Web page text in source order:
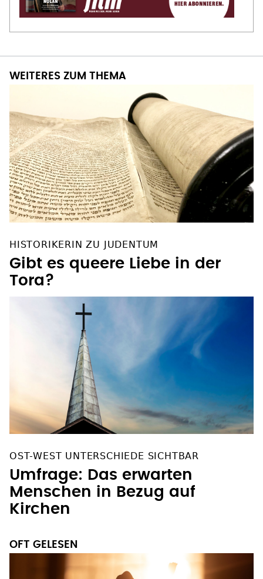
WEITERES ZUM THEMA
HISTORIKERIN ZU JUDENTUM
Gibt es queere Liebe in der
Tora?
OST-WEST UNTERSCHIEDE SICHTBAR
Umfrage: Das erwarten
Menschen in Bezug auf
Kirchen
OFT GELESEN